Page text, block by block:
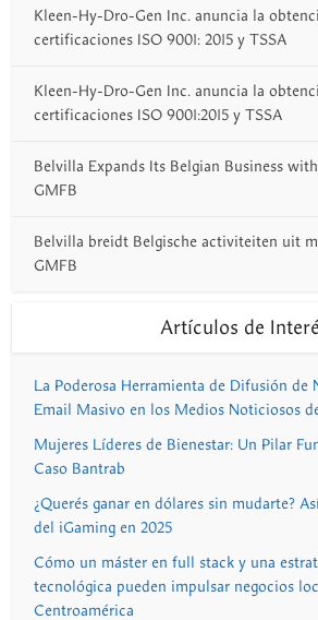
Kleen-Hy-Dro-Gen Inc. anuncia la
certificaciones ISO 9001: 2015 y TSSA
Kleen-Hy-Dro-Gen Inc. anuncia la
certificaciones ISO 9001:2015 y TSSA
Belvilla Expands Its Belgian Business
GMFB
Belvilla breidt Belgische activiteiten uit
GMFB
Artículos de
La Poderosa Herramienta de Difusión de
Email Masivo en los Medios Noticiosos
Mujeres Líderes de Bienestar: Un Pilar
Caso Bantrab
¿Querés ganar en dólares sin mudarte?
del iGaming en 2025
Cómo un máster en full stack y una
tecnológica pueden impulsar negocios
Centroamérica